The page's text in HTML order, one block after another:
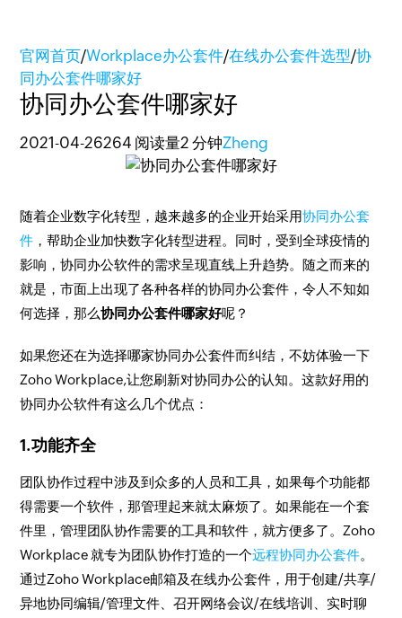
官网首页/Workplace办公套件/在线办公套件选型/协
同办公套件哪家好
协同办公套件哪家好
2021-04-26264 阅读量2 分钟Zheng
随着企业数字化转型，越来越多的企业开始采用协同办公套
件 ，帮助企业加快数字化转型进程。同时，受到全球疫情的
影响，协同办公软件的需求呈现直线上升趋势。随之而来的
就是，市面上出现了各种各样的协同办公套件，令人不知如
何选择，那么协同办公套件哪家好呢？
如果您还在为选择哪家协同办公套件而纠结，不妨体验一下
Zoho Workplace,让您刷新对协同办公的认知。这款好用的
协同办公软件有这么几个优点：
1.功能齐全
团队协作过程中涉及到众多的人员和工具，如果每个功能都
得需要一个软件，那管理起来就太麻烦了。如果能在一个套
件里，管理团队协作需要的工具和软件，就方便多了。Zoho
Workplace 就专为团队协作打造的一个远程协同办公套件。
通过Zoho Workplace邮箱及在线办公套件，用于创建/共享/
异地协同编辑/管理文件、召开网络会议/在线培训、实时聊